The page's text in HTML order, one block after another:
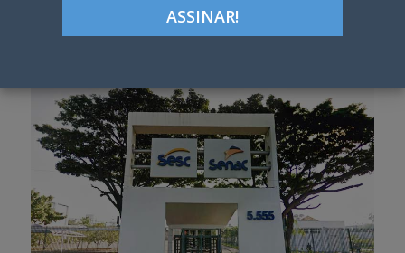
e
t
Google+